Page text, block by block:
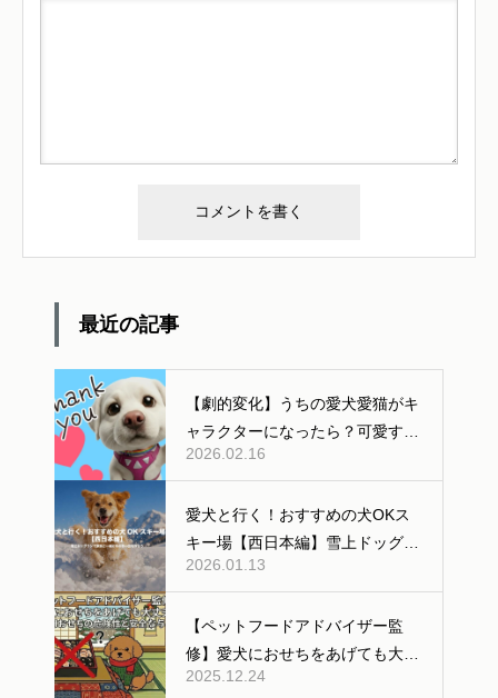
最近の記事
【劇的変化】うちの愛犬愛猫がキ
ャラクターになったら？可愛すぎ
る「AI変身」ギャラリー公開！
2026.02.16
愛犬と行く！おすすめの犬OKス
キー場【西日本編】雪上ドッグラ
ンあり
2026.01.13
【ペットフードアドバイザー監
修】愛犬におせちをあげても大丈
夫？人間用おせちの危険性と安全
2025.12.24